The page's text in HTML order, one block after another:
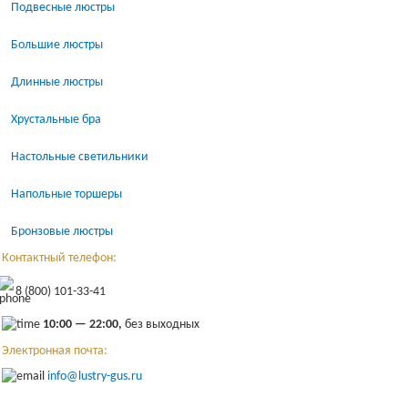
Подвесные люстры
Большие люстры
Длинные люстры
Хрустальные бра
Настольные светильники
Напольные торшеры
Бронзовые люстры
Контактный телефон:
8 (800) 101-33-41
10:00 — 22:00, без выходных
Электронная почта:
info@lustry-gus.ru